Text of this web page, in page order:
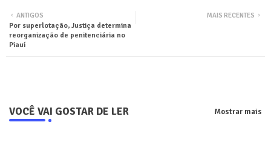
ter
MAIS RECENTES
ANTIGOS
Por superlotação, Justiça determina
reorganização de penitenciária no
Piauí
VOCÊ VAI GOSTAR DE LER Mostrar mais